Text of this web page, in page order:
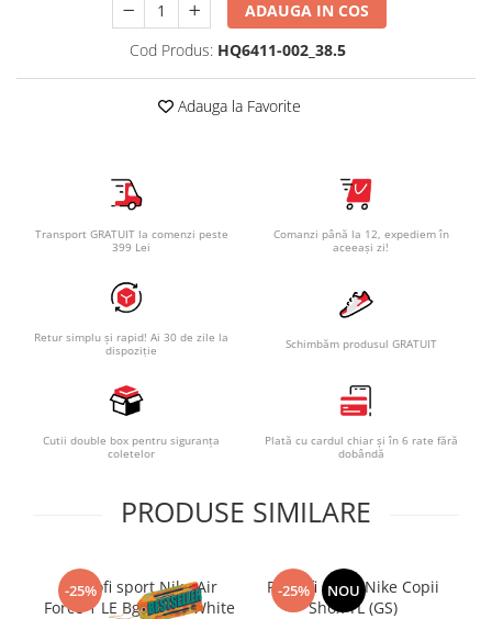
ADAUGA IN COS
Cod Produs: HQ6411-002_38.5
Adauga la Favorite
Transport GRATUIT la comenzi peste
399 Lei
Comanzi până la 12, expediem în
aceeași zi!
Retur simplu și rapid! Ai 30 de zile la
dispoziție
Schimbăm produsul GRATUIT
Cutii double box pentru siguranța
coletelor
Plată cu cardul chiar și în 6 rate fără
dobândă
PRODUSE SIMILARE
-25%
Pantofi sport Nike Air
Force 1 LE Bg Triple White
-25% NOU
Pantofi sport Nike Copii
Shox TL (GS)